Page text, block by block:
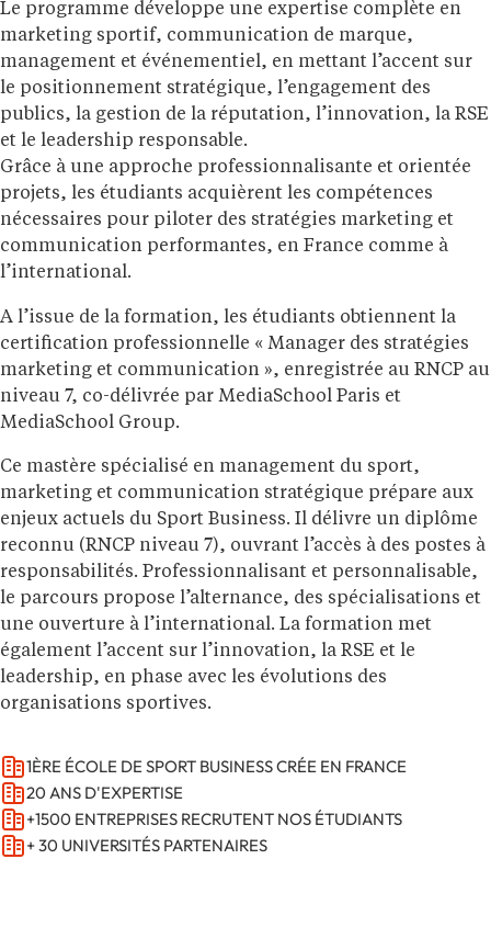
Le programme développe une expertise complète en
marketing sportif, communication de marque,
management et événementiel, en mettant l’accent sur
le positionnement stratégique, l’engagement des
publics, la gestion de la réputation, l’innovation, la RSE
et le leadership responsable.
Grâce à une approche professionnalisante et orientée
projets, les étudiants acquièrent les compétences
nécessaires pour piloter des stratégies marketing et
communication performantes, en France comme à
l’international.
A l’issue de la formation, les étudiants obtiennent la
certification professionnelle « Manager des stratégies
marketing et communication », enregistrée au RNCP au
niveau 7, co-délivrée par MediaSchool Paris et
MediaSchool Group.
Ce mastère spécialisé en management du sport,
marketing et communication stratégique prépare aux
enjeux actuels du Sport Business. Il délivre un diplôme
reconnu (RNCP niveau 7), ouvrant l’accès à des postes à
responsabilités. Professionnalisant et personnalisable,
le parcours propose l’alternance, des spécialisations et
une ouverture à l’international. La formation met
également l’accent sur l’innovation, la RSE et le
leadership, en phase avec les évolutions des
organisations sportives.
1ÈRE ÉCOLE DE SPORT BUSINESS CRÉE EN FRANCE
20 ANS D'EXPERTISE
+1500 ENTREPRISES RECRUTENT NOS ÉTUDIANTS
+ 30 UNIVERSITÉS PARTENAIRES